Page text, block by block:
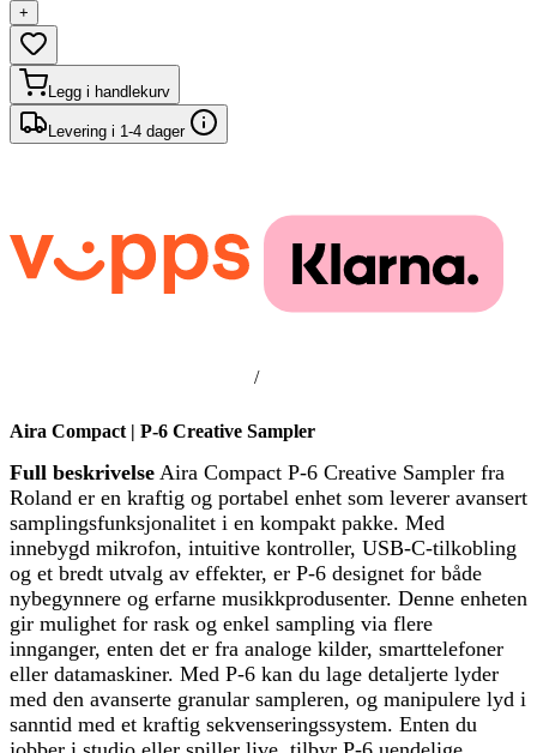
+
Legg i handlekurv
Levering i 1-4 dager
/
Aira Compact | P-6 Creative Sampler
Full beskrivelse Aira Compact P-6 Creative Sampler fra
Roland er en kraftig og portabel enhet som leverer avansert
samplingsfunksjonalitet i en kompakt pakke. Med
innebygd mikrofon, intuitive kontroller, USB-C-tilkobling
og et bredt utvalg av effekter, er P-6 designet for både
nybegynnere og erfarne musikkprodusenter. Denne enheten
gir mulighet for rask og enkel sampling via flere
innganger, enten det er fra analoge kilder, smarttelefoner
eller datamaskiner. Med P-6 kan du lage detaljerte lyder
med den avanserte granular sampleren, og manipulere lyd i
sanntid med et kraftig sekvenseringssystem. Enten du